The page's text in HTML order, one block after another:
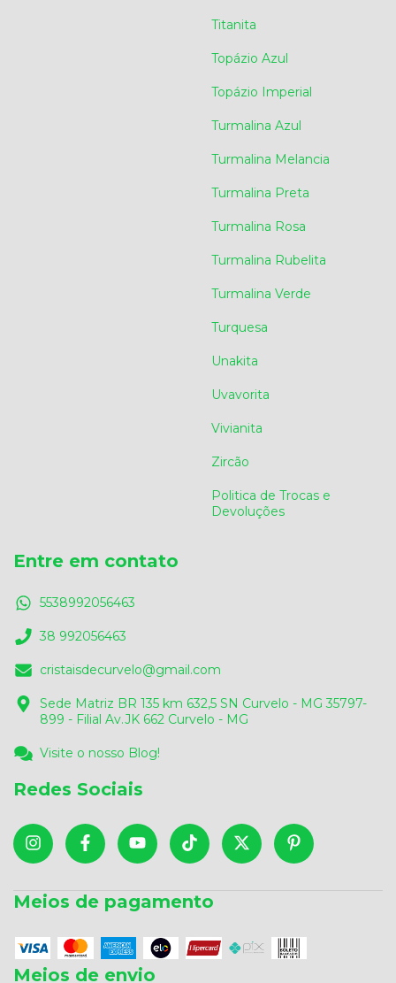
Titanita
Topázio Azul
Topázio Imperial
Turmalina Azul
Turmalina Melancia
Turmalina Preta
Turmalina Rosa
Turmalina Rubelita
Turmalina Verde
Turquesa
Unakita
Uvavorita
Vivianita
Zircão
Politica de Trocas e
Devoluções
Entre em contato
5538992056463
38 992056463
cristaisdecurvelo@gmail.com
Sede Matriz BR 135 km 632,5 SN Curvelo - MG 35797-
899 - Filial Av.JK 662 Curvelo - MG
Visite o nosso Blog!
Redes Sociais
Meios de pagamento
Meios de envio